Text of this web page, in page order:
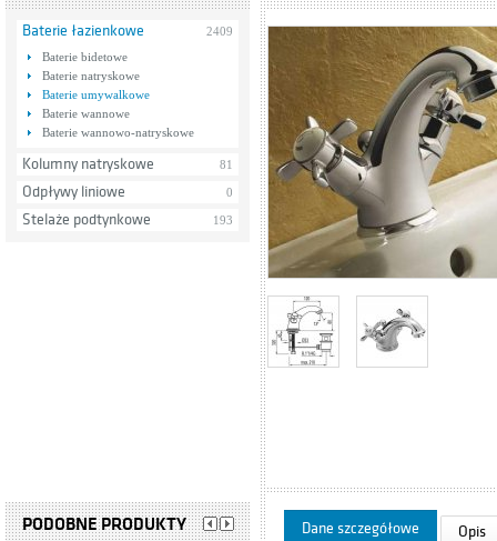
Baterie łazienkowe
2409
Baterie bidetowe
Baterie natryskowe
Baterie umywalkowe
Baterie wannowe
Baterie wannowo-natryskowe
Kolumny natryskowe 81
Odpływy liniowe 0
Stelaże podtynkowe 193
PODOBNE PRODUKTY Dane szczegółowe Opis